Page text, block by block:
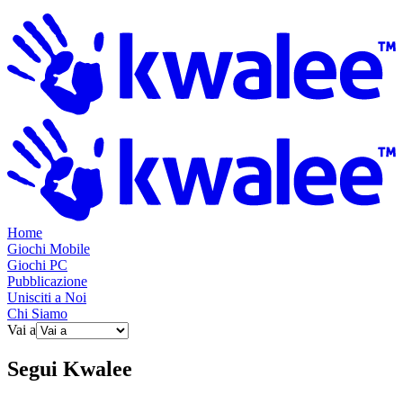
Home
Giochi Mobile
Giochi PC
Pubblicazione
Unisciti a Noi
Chi Siamo
Vai a
Segui Kwalee